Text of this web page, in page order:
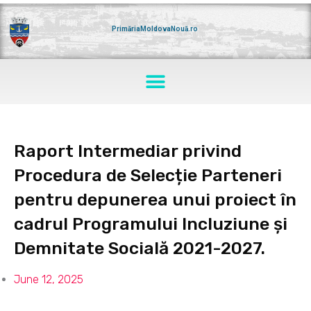
Skip
to
content
PrimăriaMoldovaNouă.ro
Menu
Raport Intermediar privind
Procedura de Selecție Parteneri
pentru depunerea unui proiect în
cadrul Programului Incluziune și
Demnitate Socială 2021-2027.
June 12, 2025